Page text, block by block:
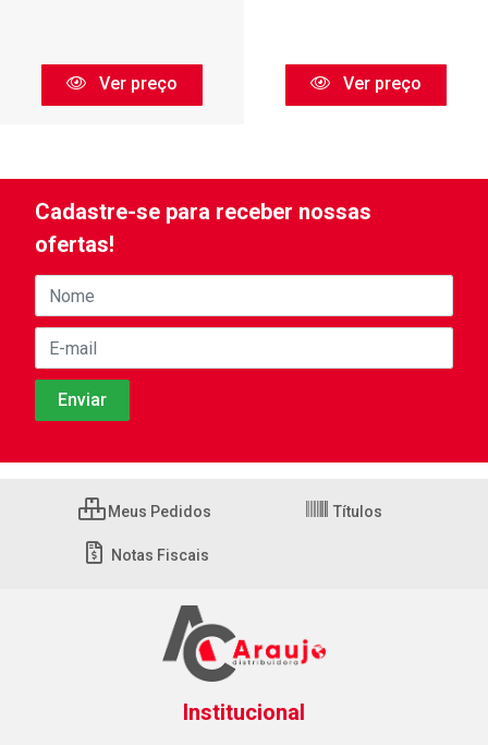
Ver preço Ver preço
Cadastre-se para receber nossas
ofertas!
Meus Pedidos Títulos
Notas Fiscais
Institucional